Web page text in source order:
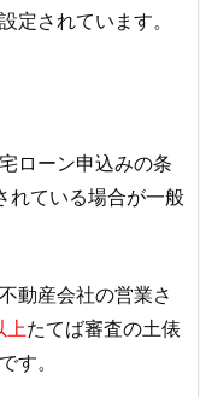
定されています。
ローン申込みの条
れている場合が一般
動産会社の営業さ
上たてば審査の土俵
す。